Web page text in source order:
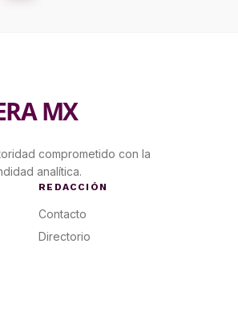
MX
comprometido con la
analítica.
REDACCIÓN
Contacto
Directorio